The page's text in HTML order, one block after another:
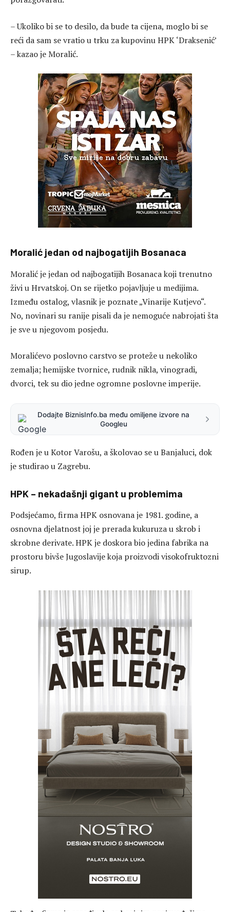
– Ukoliko bi se to desilo, da bude ta cijena, moglo bi se
reći da sam se vratio u trku za kupovinu HPK ‘Draksenić’
– kazao je Moralić.
Moralić jedan od najbogatijih Bosanaca
Moralić je jedan od najbogatijih Bosanaca koji trenutno
živi u Hrvatskoj. On se rijetko pojavljuje u medijima.
Između ostalog, vlasnik je poznate „Vinarije Kutjevo“.
No, novinari su ranije pisali da je nemoguće nabrojati šta
je sve u njegovom posjedu.
Moralićevo poslovno carstvo se proteže u nekoliko
zemalja; hemijske tvornice, rudnik nikla, vinogradi,
dvorci, tek su dio jedne ogromne poslovne imperije.
Dodajte BiznisInfo.ba među omiljene izvore na
Googleu
Rođen je u Kotor Varošu, a školovao se u Banjaluci, dok
je studirao u Zagrebu.
HPK – nekadašnji gigant u problemima
Podsjećamo, firma HPK osnovana je 1981. godine, a
osnovna djelatnost joj je prerada kukuruza u skrob i
skrobne derivate. HPK je doskora bio jedina fabrika na
prostoru bivše Jugoslavije koja proizvodi visokofruktozni
sirup.